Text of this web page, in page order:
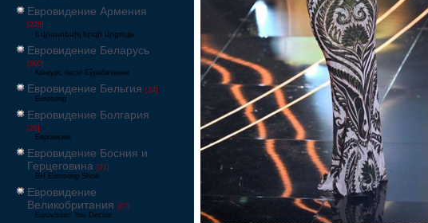
Евровидение Армения
[228]
Եվրատեսիլ երգի մրցույթ
Евровидение Беларусь
[600]
Конкурс песні Еўрабачанне
Евровидение Бельгия [24]
Eurosong
Евровидение Болгария
[26]
Евровизия
Евровидение Босния и
Герцеговина [21]
BH Eurosong Show
Евровидение
Великобритания [67]
Eurovision: You Decide